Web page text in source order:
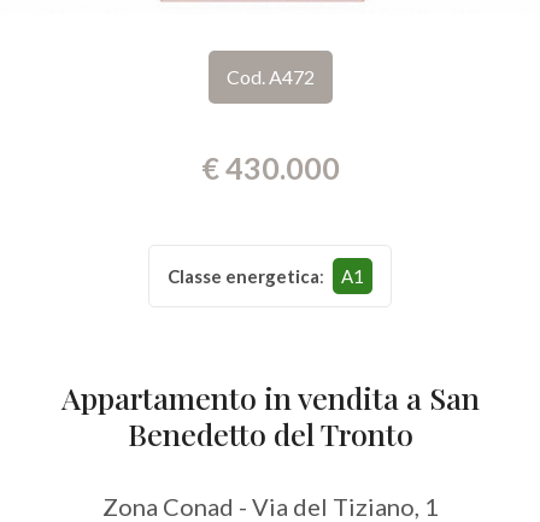
Cod. A472
€ 430.000
Classe energetica: A1
Appartamento in vendita a San
Benedetto del Tronto
Zona Conad - Via del Tiziano, 1
multiscelta